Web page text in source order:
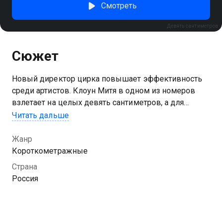
Девять сантиметров
Смотреть
Сюжет
Новый директор цирка повышает эффективность
среди артистов. Клоун Митя в одном из номеров
взлетает на целых девять сантиметров, а для
начальника это халтура. Выше надо! Или Митя
может, за этим фокусом стоит нечто большее?
Читать дальше
Жанр
Короткометражные
Страна
Россия